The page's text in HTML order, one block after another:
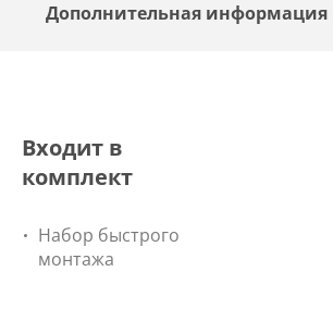
Дополнительная информация
Входит в
комплект
Набор быстрого
монтажа